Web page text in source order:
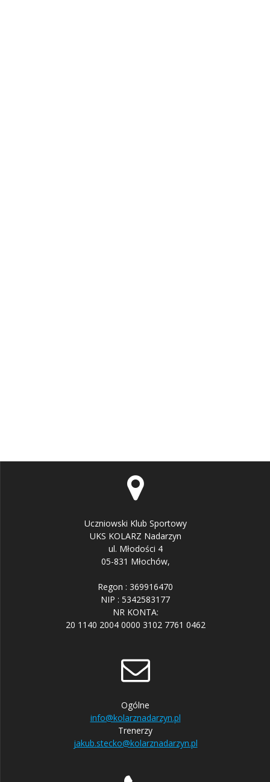
Uczniowski Klub Sportowy
UKS KOLARZ Nadarzyn
ul. Młodości 4
05-831 Młochów,
Regon : 369916470
NIP : 5342583177
NR KONTA:
20 1140 2004 0000 3102 7761 0462
Ogólne
info@kolarznadarzyn.pl
Trenerzy
jakub.stecko@kolarznadarzyn.pl